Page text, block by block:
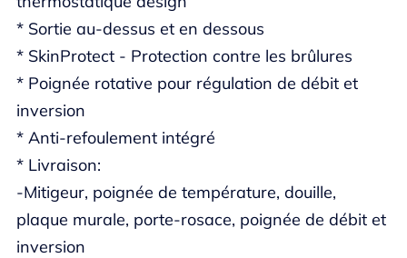
* Sortie au-dessus et en dessous
* SkinProtect - Protection contre les brûlures
* Poignée rotative pour régulation de débit et
inversion
* Anti-refoulement intégré
* Livraison:
-Mitigeur, poignée de température, douille,
plaque murale, porte-rosace, poignée de débit et
inversion